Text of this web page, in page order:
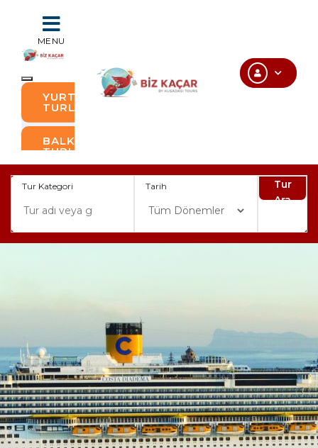
MENU
YURTDIŞI
TURLAR
BALKAN
TURLARI
GÜNÜBIRLIK
BAYRAM VE
ADALARI VE
YUNANISTAN
GEMI
TURLARI
TUR
TAKVIMI
Tur Kategori Tarih
Tur
Ara